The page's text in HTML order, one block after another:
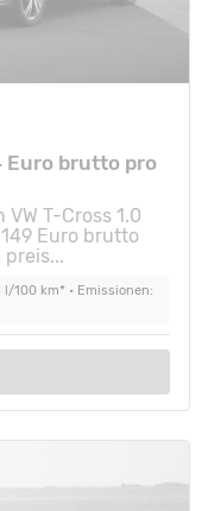
Euro brutto pro
T-Cross 1.0
Euro brutto
100 km* • Emissionen: